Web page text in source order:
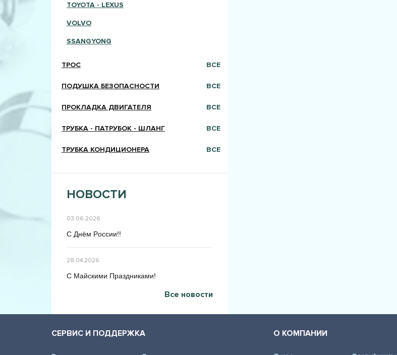
TOYOTA - LEXUS
VOLVO
SSANGYONG
ВСЕ
ТРОС
ВСЕ
ПОДУШКА БЕЗОПАСНОСТИ
ВСЕ
ПРОКЛАДКА ДВИГАТЕЛЯ
ВСЕ
ТРУБКА - ПАТРУБОК - ШЛАНГ
ВСЕ
ТРУБКА КОНДИЦИОНЕРА
НОВОСТИ
03.06.2026
C Днём Poccии!!
28.04.2026
C Maйcкими Праздниками!
Все новости
СЕРВИС И ПОДДЕРЖКА О КОМПАНИИ